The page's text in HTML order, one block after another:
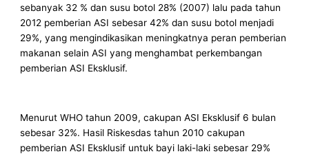
sebanyak 32 % dan susu botol 28% (2007) lalu pada tahun
2012 pemberian ASI sebesar 42% dan susu botol menjadi
29%, yang mengindikasikan meningkatnya peran pemberian
makanan selain ASI yang menghambat perkembangan
pemberian ASI Eksklusif.
Menurut WHO tahun 2009, cakupan ASI Eksklusif 6 bulan
sebesar 32%. Hasil Riskesdas tahun 2010 cakupan
pemberian ASI Eksklusif untuk bayi laki-laki sebesar 29%